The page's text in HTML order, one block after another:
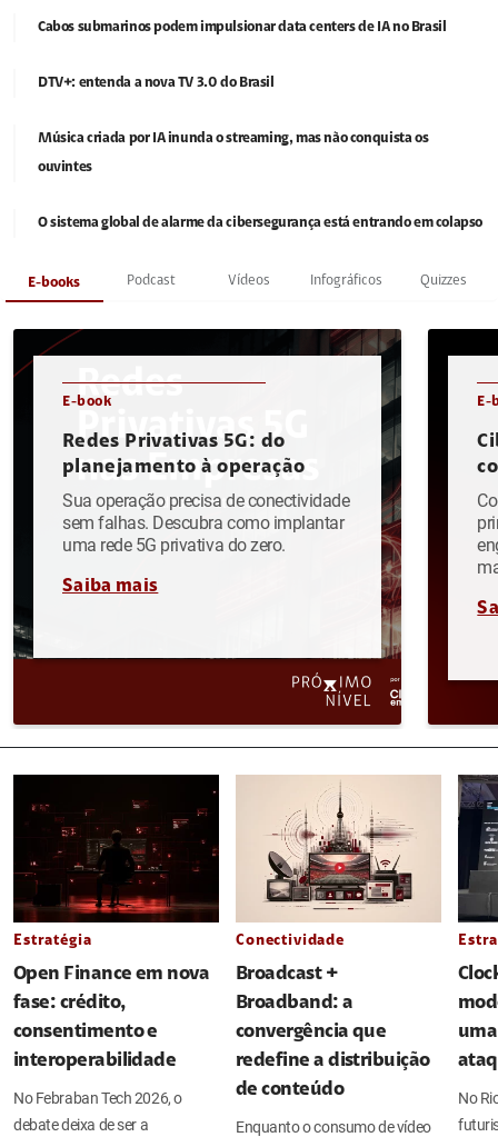
Cabos submarinos podem impulsionar data centers de IA no Brasil
DTV+: entenda a nova TV 3.0 do Brasil
Música criada por IA inunda o streaming, mas não conquista os
ouvintes
O sistema global de alarme da cibersegurança está entrando em colapso
E-books Podcast Vídeos Infográficos Quizzes
E-book
Redes Privativas 5G: do
planejamento à operação
Sua operação precisa de conectividade
sem falhas. Descubra como implantar
uma rede 5G privativa do zero.
Saiba mais
E-
Estratégia
Open Finance em nova
fase: crédito,
consentimento e
interoperabilidade
No Febraban Tech 2026, o
debate deixa de ser a
Conectividade
Broadcast +
Broadband: a
convergência que
redefine a distribuição
de conteúdo
Enquanto o consumo de vídeo
No